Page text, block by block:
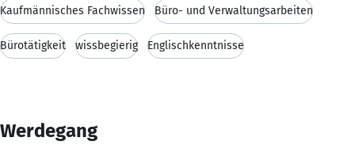
Kaufmännisches Fachwissen Büro- und Verwaltungsarbeiten
Bürotätigkeit wissbegierig Englischkenntnisse
Werdegang